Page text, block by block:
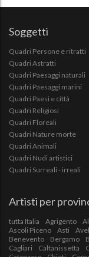
Soggetti
Quadri Persone e ritratti
Quadri Astratti
Quadri Paesaggi naturali
Quadri Paesaggi marini
Quadri Paesi e città
Quadri Religiosi
Quadri Floreali
Quadri Nature morte
Quadri Animali
Quadri Nudi artistici
Quadri Surreali - irreali
Artisti per
tutta Italia Agrigento
Ascoli Piceno
Asti
Benevento
Bergamo
Cagliari
Caltanissetta